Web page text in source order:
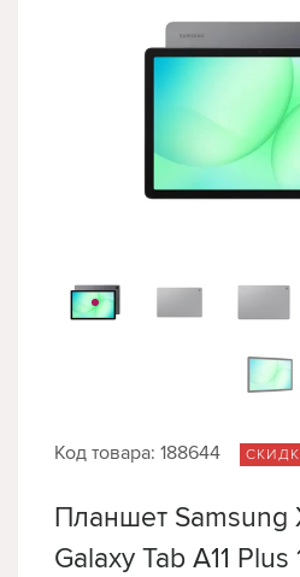
Код товара: 188644
Планшет Samsung
Galaxy Tab A11 Plus